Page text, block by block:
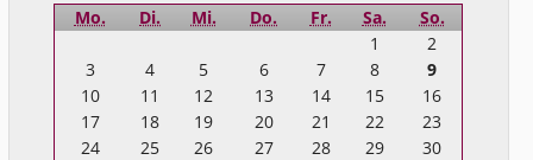
Mo. Di. Mi. Do. Fr. Sa. So.
1
2
3
4 5 6 7 8
9
10
11 12 13 14 15
16
17
18 19 20 21 22
23
24
25 26 27 28 29
30